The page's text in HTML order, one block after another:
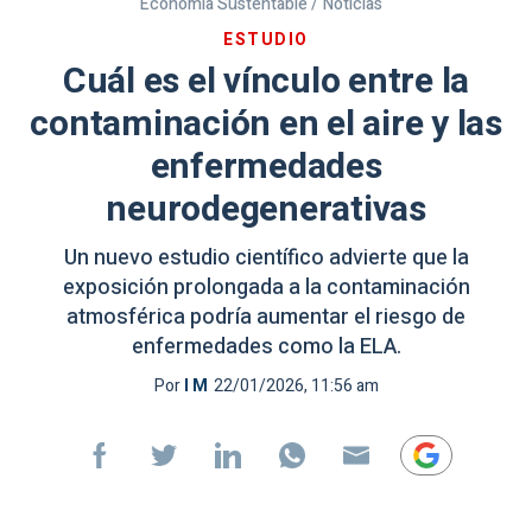
ESTUDIO
Cuál es el vínculo entre la
contaminación en el aire y las
enfermedades
neurodegenerativas
Un nuevo estudio científico advierte que la
exposición prolongada a la contaminación
atmosférica podría aumentar el riesgo de
enfermedades como la ELA.
PorI M 22/01/2026, 11:56 am